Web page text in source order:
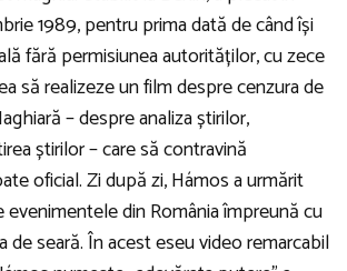
1989, pentru prima dată de când își
fără permisiunea autorităților, cu zece
să realizeze un film despre cenzura de
– despre analiza știrilor,
știrilor – care să contravină
oficial. Zi după zi, Hámos a urmărit
din România împreună cu
de seară. În acest eseu video remarcabil